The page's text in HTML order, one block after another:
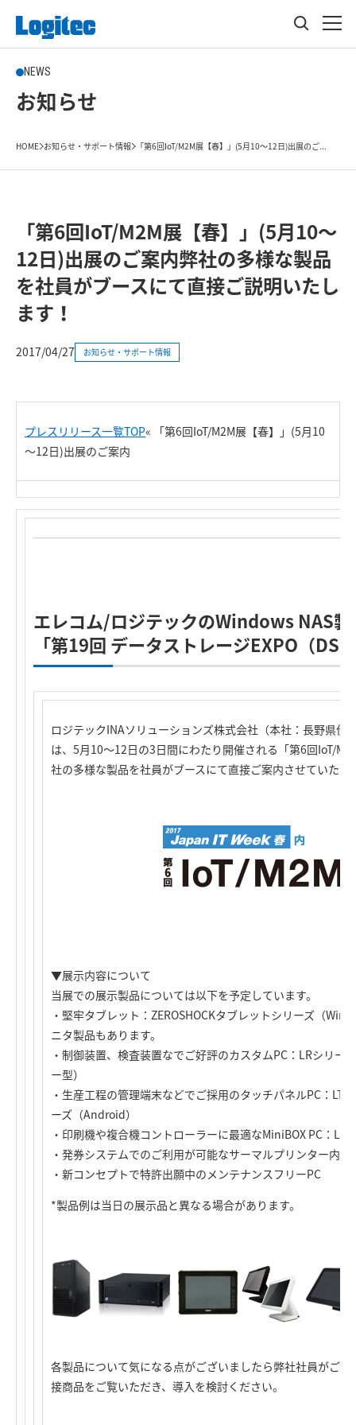
NEWS
お知らせ
HOME お知らせ・サポート情報 「第6回IoT/M2M展【春】」(5月10～12日)出展のご...
「第6回IoT/M2M展【春】」(5月10～
12日)出展のご案内弊社の多様な製品
を社員がブースにて直接ご説明いたし
ます！
2017/04/27 お知らせ・サポート情報
プレスリリース一覧TOP« 「第6回IoT/M2M展【春】」(5月10
～12日)出展のご案内
エレコム/ロジテックのWindows NAS
「第19回 データストレージEXPO（
ロジテックINAソリューションズ株式会社（本社：長野県伊
は、5月10～12日の3日間にわたり開催される「第6回IoT/
社の多様な製品を社員がブースにて直接ご案内させていただ
▼展示内容について
当展での展示製品については以下を予定しています。
・堅牢タブレット：ZEROSHOCKタブレットシリーズ（
ニタ製品もあります。
・制御装置、検査装置なでご好評のカスタムPC：LRシリー
ー型）
・生産工程の管理端末などでご採用のタッチパネルPC：LT-
ーズ（Android）
・印刷機や複合機コントローラーに最適なMiniBOX PC：LB
・発券システムでのご利用が可能なサーマルプリンター内蔵
・新コンセプトで特許出願中のメンテナンスフリーPC *
*製品例は当日の展示品と異なる場合があります。
各製品について気になる点がございましたら弊社社員がご
接商品をご覧いただき、導入を検討ください。